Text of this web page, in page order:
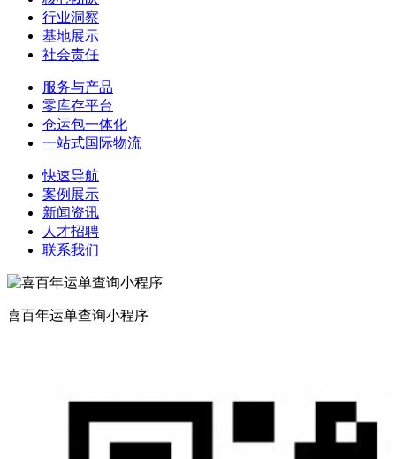
行业洞察
基地展示
社会责任
服务与产品
零库存平台
仓运包一体化
一站式国际物流
快速导航
案例展示
新闻资讯
人才招聘
联系我们
喜百年运单查询小程序